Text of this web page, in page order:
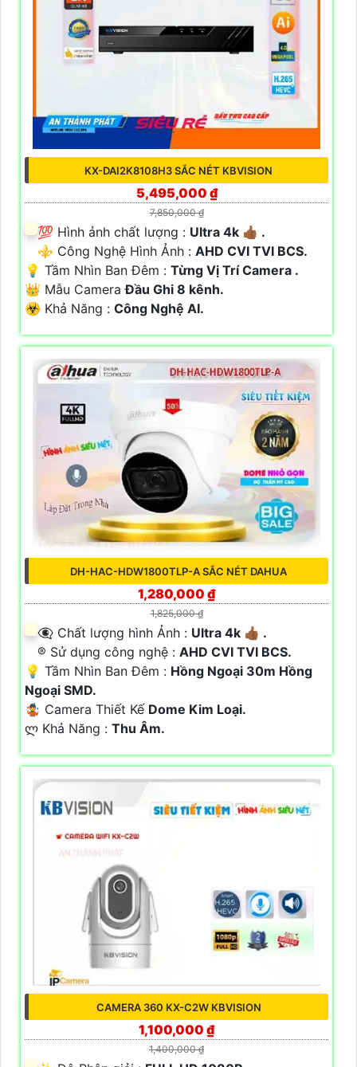
KX-DAI2K8108H3 SẮC NÉT KBVISION
5,495,000 ₫
7,850,000 ₫
💯 Hình ảnh chất lượng : Ultra 4k 👍🏾 .
⚜️ Công Nghệ Hình Ảnh : AHD CVI TVI BCS.
💡 Tầm Nhìn Ban Đêm : Từng Vị Trí Camera .
👑 Mẫu CameraĐầu Ghi 8 kênh.
️☣️ Khả Năng : Công Nghệ AI.
DH-HAC-HDW1800TLP-A SẮC NÉT DAHUA
1,280,000 ₫
1,825,000 ₫
👁️‍🗨 Chất lượng hình Ảnh : Ultra 4k 👍🏾 .
®️ Sử dụng công nghệ : AHD CVI TVI BCS.
💡 Tầm Nhìn Ban Đêm : Hồng Ngoại 30m Hồng
Ngoại SMD.
🤹 Camera Thiết Kế Dome Kim Loại.
️ლ Khả Năng : Thu Âm.
CAMERA 360 KX-C2W KBVISION
1,100,000 ₫
1,400,000 ₫